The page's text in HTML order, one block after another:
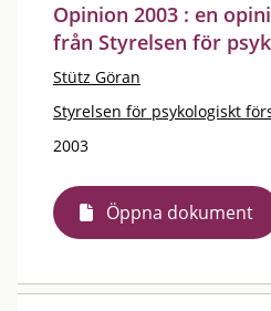
Opinion 2003 : en
från Styrelsen för
Stütz Göran
Styrelsen för psykologiskt
2003
Öppna dokument